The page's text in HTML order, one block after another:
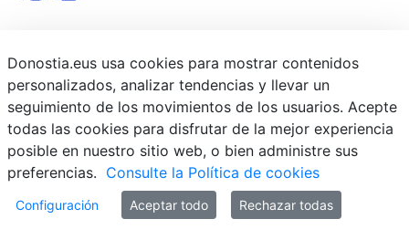
© Donostiako Udala - Ayuntamiento de Donostia / San Sebastián
Ijentea 1, 20003 Donostia / San Sebastián
Aviso legal
Política de privacidad
Política de cookies
Declaración de accesibilidad
Donostia.eus usa cookies para mostrar contenidos
personalizados, analizar tendencias y llevar un
seguimiento de los movimientos de los usuarios. Acepte
todas las cookies para disfrutar de la mejor experiencia
posible en nuestro sitio web, o bien administre sus
preferencias. Consulte la Política de cookies
Configuración Aceptar todo Rechazar todas